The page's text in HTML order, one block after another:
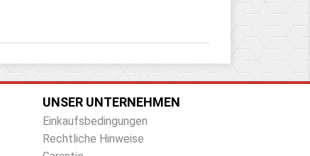
UNSER UNTERNEHMEN
Einkaufsbedingungen
Rechtliche Hinweise